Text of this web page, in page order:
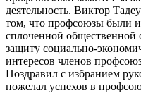
деятельность. Виктор
том, что профсоюзы были
сплоченной общественной
защиту социально-
интересов членов
Поздравил с избранием
пожелал успехов в